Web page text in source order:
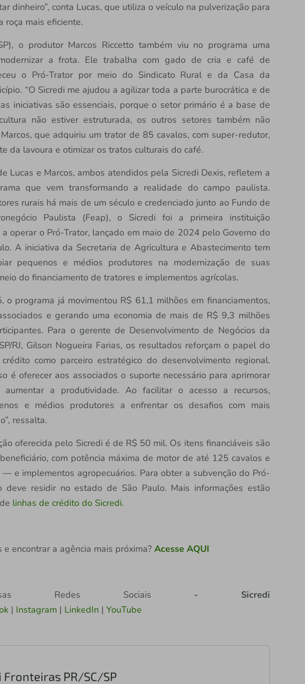
dinheiro”, conta Lucas, que utiliza o veículo na pulverização para
roça mais eficiente.
o produtor Marcos Riccetto também viu no programa uma
a frota. Ele trabalha com gado de cria e café de
o Pró-Trator por meio do Sindicato Rural e da Casa da
“O Sicredi me ajudou a agilizar toda a parte burocrática e de
iniciativas são essenciais, porque o setor primário é a base de
não estiver estruturada, os outros setores também não
Marcos, que adquiriu um trator de 85 cavalos, com super-redutor,
da lavoura e otimizar os tratos culturais do café.
Lucas e Marcos, ambos atendidos pela Sicredi Dexis, refletem a
que vem transformando a realidade do campo paulista.
rurais há mais de um século e credenciado junto ao Fundo de
Paulista (Feap), o Sicredi foi a primeira instituição
operar o Pró-Trator, lançado em maio de 2024 pelo Governo do
A iniciativa da Secretaria de Agricultura e Abastecimento tem
pequenos e médios produtores na modernização de suas
do financiamento de tratores e implementos agrícolas.
o programa já movimentou R$ 61,1 milhões em financiamentos,
e gerando uma economia de mais de R$ 9,3 milhões
Para o gerente de Desenvolvimento de Negócios da
RJ, Gilson Nogueira Farias, os resultados reforçam o papel do
como parceiro estratégico do desenvolvimento regional.
é oferecer aos associados o suporte necessário para aprimorar
aumentar a produtividade. Ao facilitar o acesso a recursos,
e médios produtores a enfrentar os desafios com mais
ressalta.
oferecida pelo Sicredi é de R$ 50 mil. Os itens financiáveis são
com potência máxima de motor de até 125 cavalos e
— e implementos agropecuários. Para obter a subvenção do Pró-
deve residir no estado de São Paulo. Mais informações estão
linhas de crédito do Sicredi.
e encontrar a agência mais próxima?Acesse AQUI
Redes Sociais - Sicredi
| Instagram | LinkedIn | YouTube
Fronteiras PR/SC/SP